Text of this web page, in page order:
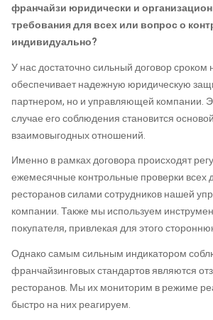
франчайзи юридически и
требования для всех или вопрос о
индивидуально?
У нас достаточно сильный договор сроком
обеспечивает надежную юридическую
партнером, но и управляющей компании.
случае его соблюдения становится
взаимовыгодных отношений.
Именно в рамках договора происходят
ежемесячные контрольные проверки всех
ресторанов силами сотрудников нашей
компании. Также мы используем
покупателя, привлекая для этого
Однако самым сильным индикатором
франчайзинговых стандартов являются
ресторанов. Мы их мониторим в режиме
быстро на них реагируем.